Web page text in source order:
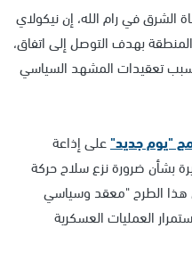
الشرق في رام الله، إن نيكولاي
بهدف التوصل إلى اتفاق،
تعقيدات المشهد السياسي
"يوم جديد"على إذاعة
بشأن ضرورة نزع سلاح حركة
هذا الطرح "معقد وسياسي
العمليات العسكرية